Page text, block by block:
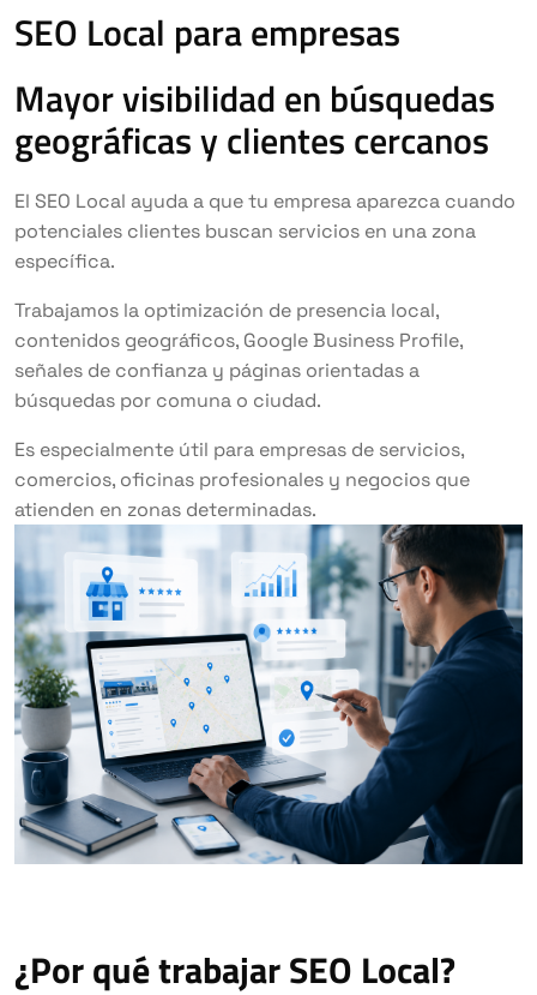
SEO Local para empresas
Mayor visibilidad en búsquedas
geográficas y clientes cercanos
El SEO Local ayuda a que tu empresa aparezca cuando
potenciales clientes buscan servicios en una zona
específica.
Trabajamos la optimización de presencia local,
contenidos geográficos, Google Business Profile,
señales de confianza y páginas orientadas a
búsquedas por comuna o ciudad.
Es especialmente útil para empresas de servicios,
comercios, oficinas profesionales y negocios que
atienden en zonas determinadas.
¿Por qué trabajar SEO Local?